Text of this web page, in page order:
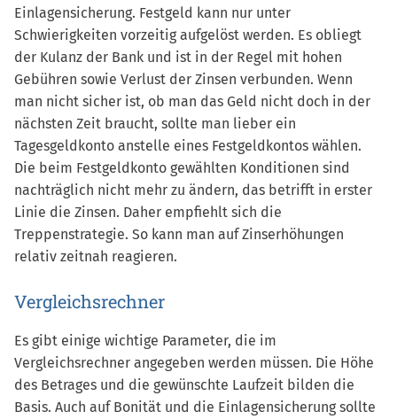
Einlagensicherung. Festgeld kann nur unter
Schwierigkeiten vorzeitig aufgelöst werden. Es obliegt
der Kulanz der Bank und ist in der Regel mit hohen
Gebühren sowie Verlust der Zinsen verbunden. Wenn
man nicht sicher ist, ob man das Geld nicht doch in der
nächsten Zeit braucht, sollte man lieber ein
Tagesgeldkonto anstelle eines Festgeldkontos wählen.
Die beim Festgeldkonto gewählten Konditionen sind
nachträglich nicht mehr zu ändern, das betrifft in erster
Linie die Zinsen. Daher empfiehlt sich die
Treppenstrategie. So kann man auf Zinserhöhungen
relativ zeitnah reagieren.
Vergleichsrechner
Es gibt einige wichtige Parameter, die im
Vergleichsrechner angegeben werden müssen. Die Höhe
des Betrages und die gewünschte Laufzeit bilden die
Basis. Auch auf Bonität und die Einlagensicherung sollte